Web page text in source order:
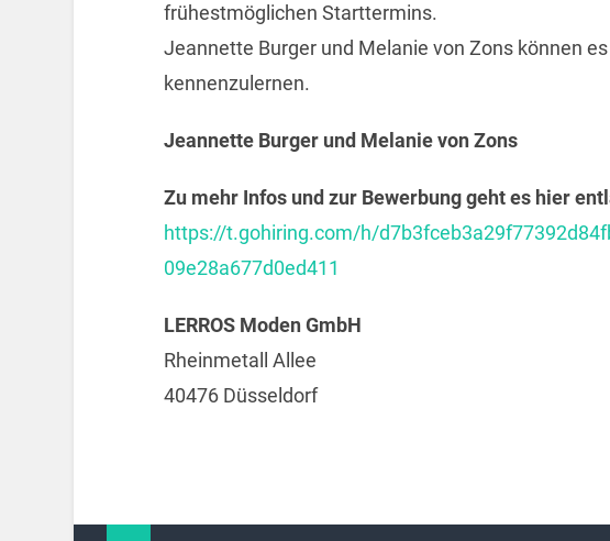
frühestmöglichen Starttermins.
Jeannette Burger und Melanie von Zons können
kennenzulernen.
Jeannette Burger und Melanie von Zons
Zu mehr Infos und zur Bewerbung geht es hier
https://t.gohiring.com/h/
09e28a677d0ed411
LERROS Moden GmbH
Rheinmetall Allee
40476 Düsseldorf